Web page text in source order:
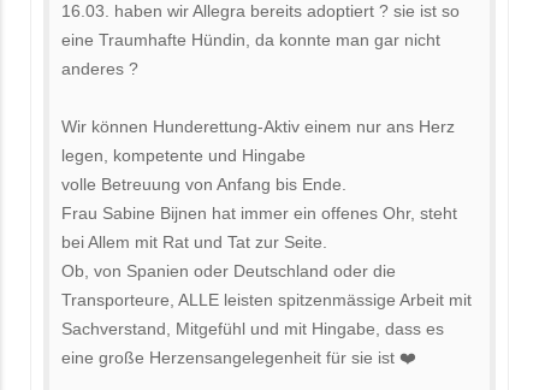
16.03. haben wir Allegra bereits adoptiert ? sie ist so
eine Traumhafte Hündin, da konnte man gar nicht
anderes ?
Wir können Hunderettung-Aktiv einem nur ans Herz
legen, kompetente und Hingabe
volle Betreuung von Anfang bis Ende.
Frau Sabine Bijnen hat immer ein offenes Ohr, steht
bei Allem mit Rat und Tat zur Seite.
Ob, von Spanien oder Deutschland oder die
Transporteure, ALLE leisten spitzenmässige Arbeit mit
Sachverstand, Mitgefühl und mit Hingabe, dass es
eine große Herzensangelegenheit für sie ist ❤️